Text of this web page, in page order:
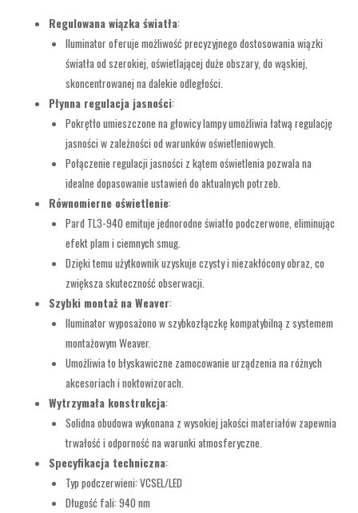
Regulowana wiązka światła:
Iluminator oferuje możliwość precyzyjnego dostosowania wiązki
światła od szerokiej, oświetlającej duże obszary, do wąskiej,
skoncentrowanej na dalekie odległości.
Płynna regulacja jasności:
Pokrętło umieszczone na głowicy lampy umożliwia łatwą regulację
jasności w zależności od warunków oświetleniowych.
Połączenie regulacji jasności z kątem oświetlenia pozwala na
idealne dopasowanie ustawień do aktualnych potrzeb.
Równomierne oświetlenie:
Pard TL3-940 emituje jednorodne światło podczerwone, eliminując
efekt plam i ciemnych smug.
Dzięki temu użytkownik uzyskuje czysty i niezakłócony obraz, co
zwiększa skuteczność obserwacji.
Szybki montaż na Weaver:
Iluminator wyposażono w szybkozłączkę kompatybilną z systemem
montażowym Weaver.
Umożliwia to błyskawiczne zamocowanie urządzenia na różnych
akcesoriach i noktowizorach.
Wytrzymała konstrukcja:
Solidna obudowa wykonana z wysokiej jakości materiałów zapewnia
trwałość i odporność na warunki atmosferyczne.
Specyfikacja techniczna:
Typ podczerwieni: VCSEL/LED
Długość fali: 940 nm